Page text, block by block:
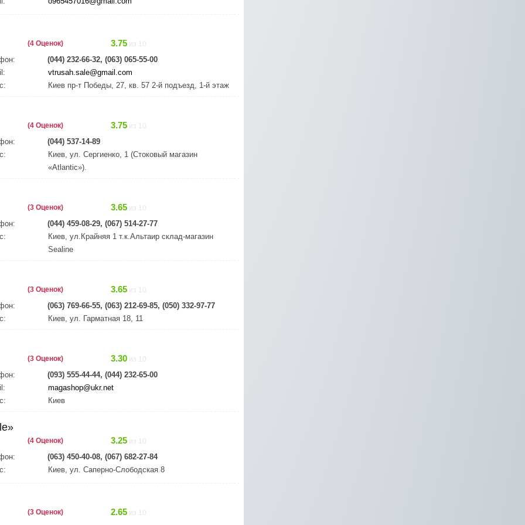
3.75из 10
(4 Оценок)
(044) 232-66-32, (063) 065-55-00
vtrusah.sale@gmail.com
Киев пр-т Победы, 27, кв. 57 2-й подъезд, 1-й этаж
3.75из 10
(4 Оценок)
(044) 537-14-89
Киев, ул. Сергиенко, 1 (Стоковый магазин
«Atlantic»).
3.65из 10
(3 Оценок)
(044) 459-08-29, (067) 514-27-77
Киев, ул.Крайняя 1 т.к.Альтаир склад-магазин
Sealine
3.65из 10
(3 Оценок)
(063) 769-66-55, (063) 212-69-85, (050) 332-97-77
Киев, ул. Гарматная 18, 11
3.30из 10
(3 Оценок)
(093) 555-44-44, (044) 232-65-00
magashop@ukr.net
Киев
3.25из 10
(4 Оценок)
(063) 450-40-08, (067) 682-27-84
Киев, ул. Саперно-Слободская 8
2.65из 10
(3 Оценок)